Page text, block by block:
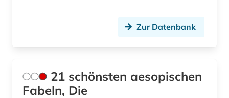
aufführung (6)
Slowenien (1)
Suedamerika (3)
Zur Datenbank
21 schönsten aesopischen
Fabeln, Die